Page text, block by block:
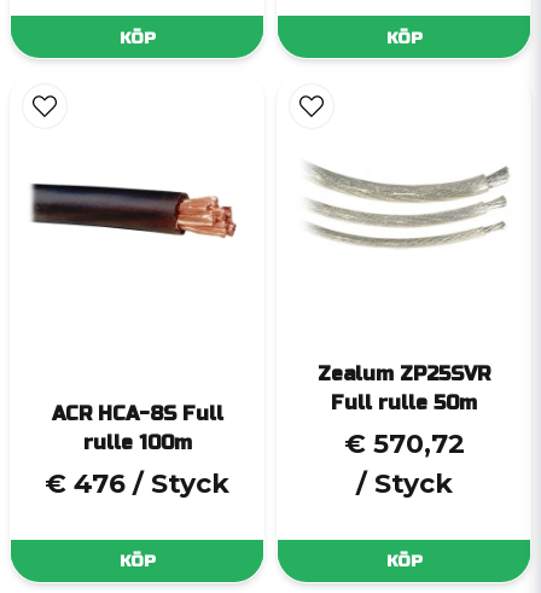
KÖP KÖP
ACR HCA-8S Full
rulle 100m
€ 476 / Styck
KÖP
Zealum ZP25SVR
Full rulle 50m
€ 570,72
/ Styck
KÖP